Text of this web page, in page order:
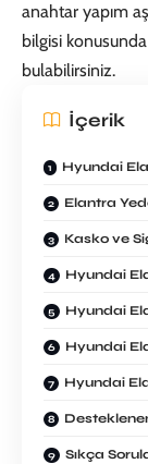
anahtar yapım
bilgisi
bulabilirsiniz.
İçerik
Hyundai
Elantra
Kasko ve
Hyundai
Hyundai
Hyundai
Hyundai
Sıkça